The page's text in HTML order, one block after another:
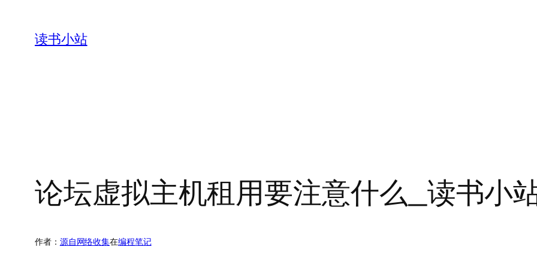
读书小站
论坛虚拟主机租用要注意什么_读书小
作者： 源自网络收集在编程笔记